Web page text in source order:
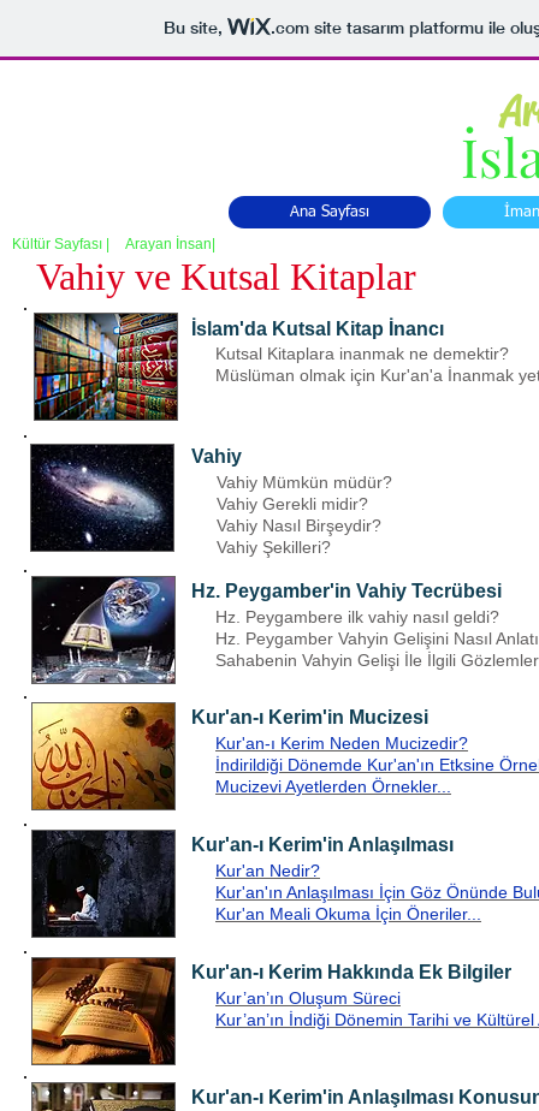
Bu site, .comsite tasarım platformu ile
Ana Sayfası İman
Vahiy ve Kutsal Kitaplar
İslam'da Kutsal Kitap İnancı
Kutsal Kitaplara inanmak ne demektir?
Müslüman olmak için Kur'an'a İnanmak
Vahiy
Vahiy Mümkün müdür?
Vahiy Gerekli midir?
Vahiy Nasıl Birşeydir?
Vahiy Şekilleri?
Hz. Peygamber'in Vahiy Tecrübesi
Hz. Peygambere ilk vahiy nasıl geldi?
Hz. Peygamber Vahyin Gelişini Nasıl
Sahabenin Vahyin Gelişi İle İlgili
Kur'an-ı Kerim'in Mucizesi
Kur'an-ı Kerim Neden Mucizedir?
İndirildiği Dönemde Kur'an'ın Etksine
Mucizevi Ayetlerden Örnekler...
Kur'an-ı Kerim'in Anlaşılması
Kur'an Nedir?
Kur'an'ın Anlaşılması İçin Göz Önünde
Kur'an Meali Okuma İçin Öneriler...
Kur'an-ı Kerim Hakkında Ek Bilgiler
Kur’an’ın Oluşum Süreci
Kur’an’ın İndiği Dönemin Tarihi ve Kültürel
Kur'an-ı Kerim'in Anlaşılması
Kültür Sayfası | Arayan İnsan|